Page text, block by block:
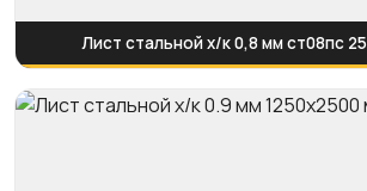
Лист стальной х/к 0,8 мм ст08пс